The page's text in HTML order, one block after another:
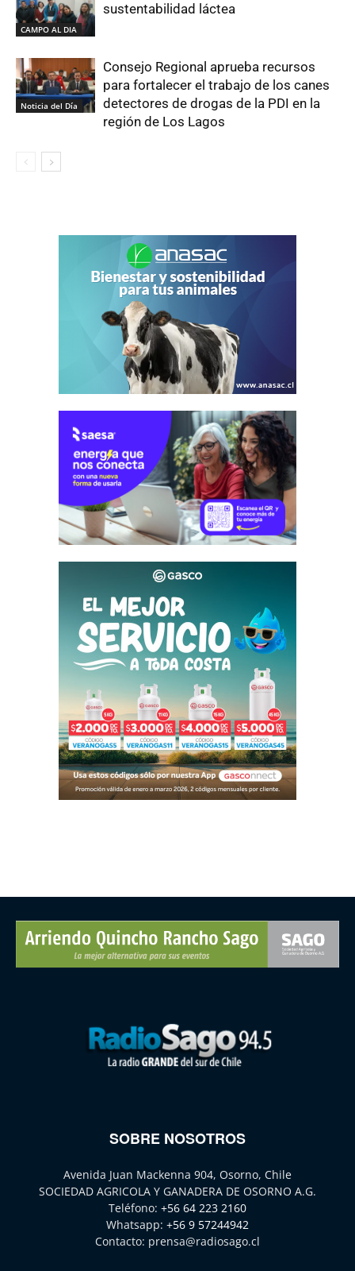
CAMPO AL DIA
sustentabilidad láctea
Noticia del Día
Consejo Regional aprueba recursos
para fortalecer el trabajo de los canes
detectores de drogas de la PDI en la
región de Los Lagos
SOBRE NOSOTROS
Avenida Juan Mackenna 904, Osorno, Chile
SOCIEDAD AGRICOLA Y GANADERA DE OSORNO A.G.
Teléfono: +56 64 223 2160
Whatsapp: +56 9 57244942
Contacto: prensa@radiosago.cl